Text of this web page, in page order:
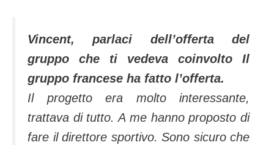
Vincent, parlaci dell’offerta del
gruppo che ti vedeva coinvolto Il
gruppo francese ha fatto l’offerta.
Il progetto era molto interessante,
trattava di tutto. A me hanno proposto di
fare il direttore sportivo. Sono sicuro che